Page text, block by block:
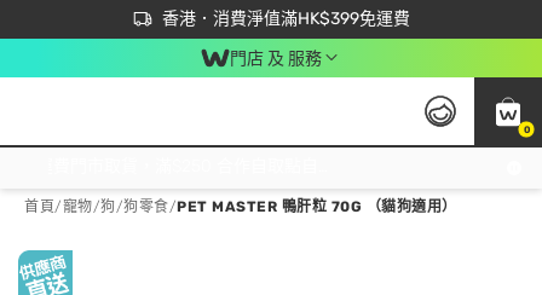
香港．消費淨值滿HK$399免運費
立即成為易賞錢會員盡享獨家優惠
首次APP下單買滿$450 輸入 NEWAPP 即減$50
門店 及 服務
0
首頁/寵物/狗/狗零食/PET MASTER 鴨肝粒 70G （貓狗適用）